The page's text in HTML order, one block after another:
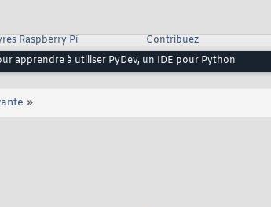
Raspberry Pi
Contribuez
apprendre à utiliser PyDev, un IDE pour Python
»